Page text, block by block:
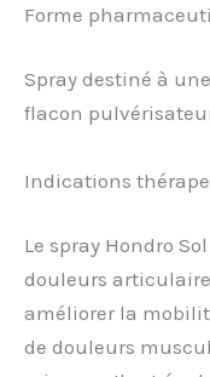
Forme
Spray destiné à
flacon
Indications
Le spray Hondro
douleurs
améliorer la
de douleurs